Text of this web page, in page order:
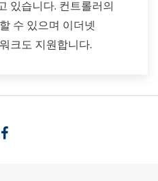
있습니다. 컨트롤러의
수 있으며 이더넷
크도 지원합니다.